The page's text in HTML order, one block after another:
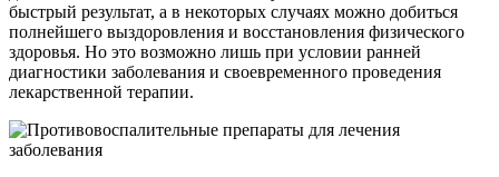
быстрый результат, а в некоторых случаях можно добиться
полнейшего выздоровления и восстановления физического
здоровья. Но это возможно лишь при условии ранней
диагностики заболевания и своевременного проведения
лекарственной терапии.